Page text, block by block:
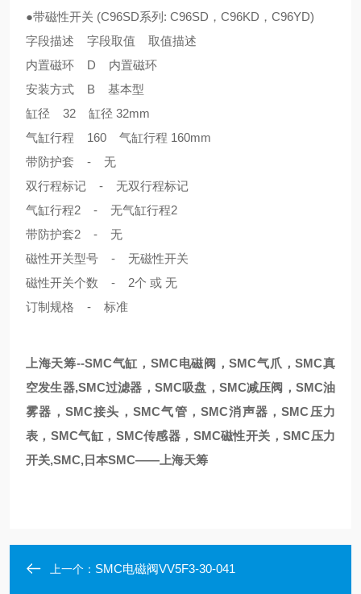
●带磁性开关 (C96SD系列: C96SD，C96KD，C96YD)
字段描述 字段取值 取值描述
内置磁环 D 内置磁环
安装方式 B 基本型
缸径 32 缸径 32mm
气缸行程 160 气缸行程 160mm
带防护套 - 无
双行程标记 - 无双行程标记
气缸行程2 - 无气缸行程2
带防护套2 - 无
磁性开关型号 - 无磁性开关
磁性开关个数 - 2个 或 无
订制规格 - 标准
上海天筹--SMC气缸，SMC电磁阀，SMC气爪，SMC真
空发生器,SMC过滤器，SMC吸盘，SMC减压阀，SMC油
雾器，SMC接头，SMC气管，SMC消声器，SMC压力
表，SMC气缸，SMC传感器，SMC磁性开关，SMC压力
开关,SMC,日本SMC——上海天筹
上一个： SMC电磁阀VV5F3-30-041